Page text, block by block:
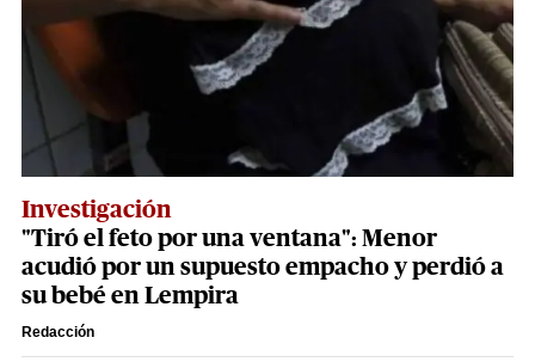
Investigación
"Tiró el feto por una ventana": Menor
acudió por un supuesto empacho y perdió a
su bebé en Lempira
Redacción